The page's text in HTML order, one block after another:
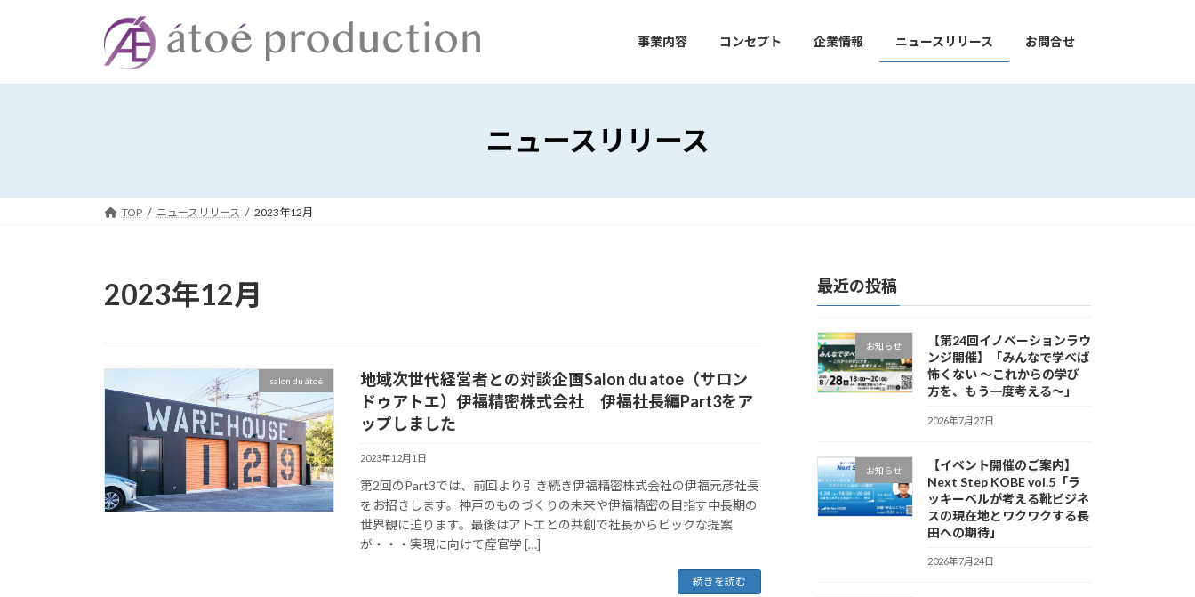
プ
動
事業内容 コンセプト 企業情報 ニュースリリース お問合せ
ニュースリリース
TOP ニュースリリース 2023年12月
2023年12月
salon du átoé
地域次世代経営者との対談企画Salon du atoe（サロン
ドゥアトエ）伊福精密株式会社 伊福社長編Part3をア
ップしました
2023年12月1日
第2回のPart3では、前回より引き続き伊福精密株式会社の伊福元彦社長
をお招きします。神戸のものづくりの未来や伊福精密の目指す中長期の
世界観に迫ります。最後はアトエとの共創で社長からビックな提案
が・・・実現に向けて産官学 […]
続きを読む
最近の投稿
お知らせ
【第24回イノベーションラウ
ンジ開催】「みんなで学べば
怖くない ～これからの学び
方を、もう一度考える～」
2026年7月27日
お知らせ
【イベント開催のご案内】
Next Step KOBE vol.5「ラ
ッキーベルが考える靴ビジネ
スの現在地とワクワクする長
田への期待」
2026年7月24日